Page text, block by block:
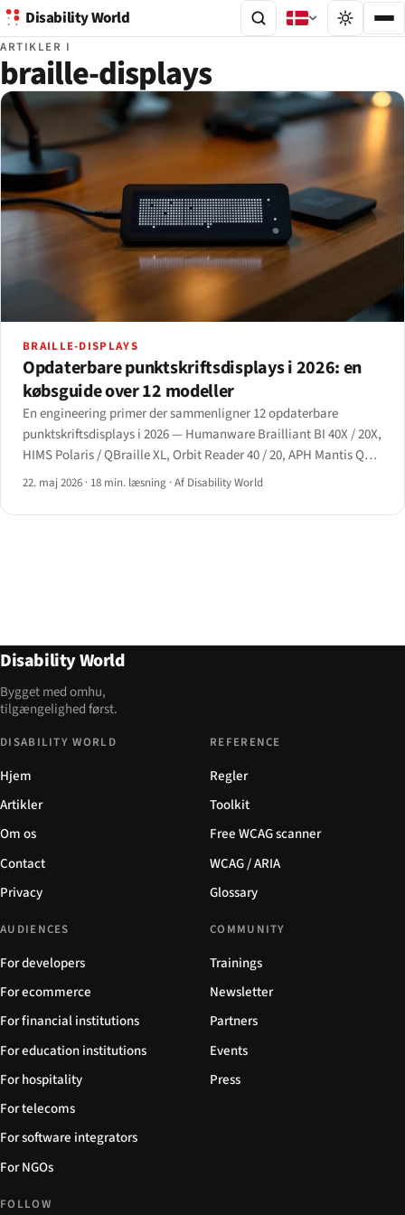
Disability World
ARTIKLER I
braille-displays
BRAILLE-DISPLAYS
Opdaterbare punktskriftsdisplays i 2026: en
købsguide over 12 modeller
En engineering primer der sammenligner 12 opdaterbare
punktskriftsdisplays i 2026 — Humanware Brailliant BI 40X / 20X,
HIMS Polaris / QBraille XL, Orbit Reader 40 / 20, APH Mantis Q40
/ Chameleon 20, Eurobraille Esys, Help Tech Activator og Dot
22. maj 2026 · 18 min. læsning ·Af Disability World
Disability World
Bygget med omhu,
tilgængelighed først.
DISABILITY WORLD
Hjem
Artikler
Om os
Contact
Privacy
REFERENCE
Regler
Toolkit
Free WCAG scanner
WCAG / ARIA
Glossary
AUDIENCES
For developers
For ecommerce
For financial institutions
For education institutions
For hospitality
For telecoms
For software integrators
For NGOs
COMMUNITY
Trainings
Newsletter
Partners
Events
Press
FOLLOW